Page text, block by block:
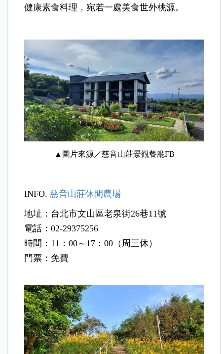
健康素食料理，宛若一處美食世外桃源。
▲圖片來源／慈音山莊景觀餐廳FB
INFO. 慈音山莊休閒農場
地址：台北市文山區老泉街26巷11號
電話：02-29375256
時間：11：00～17：00（周三休）
門票：免費